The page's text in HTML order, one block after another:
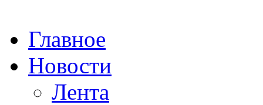
Главное
Новости
Лента